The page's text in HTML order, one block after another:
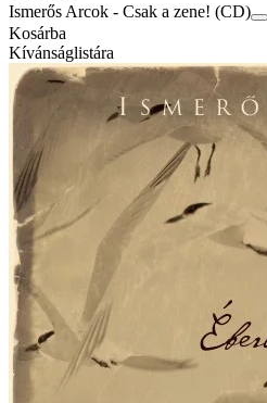
Ismerős Arcok - Csak a zene! (CD)
Kosárba
Kívánságlistára